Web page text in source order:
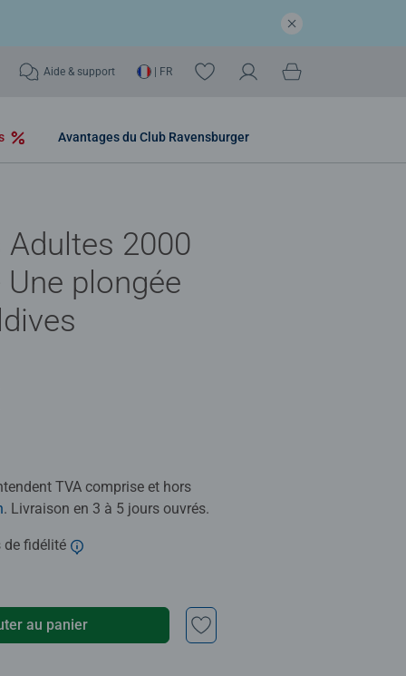
Aide & support | FR
Avantages du Club Ravensburger
Adultes 2000
Une plongée
TVA comprise et hors
. Livraison en 3 à 5 jours ouvrés.
de fidélité
au panier